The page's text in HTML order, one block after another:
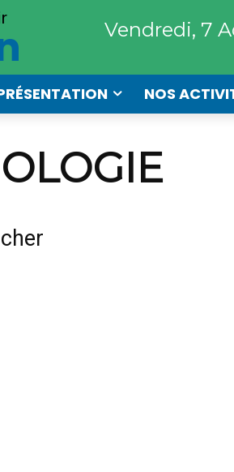
Vendredi, 7
NOS